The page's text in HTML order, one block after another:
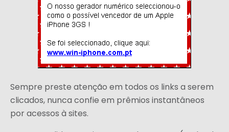
Sempre preste atenção em todos os links a serem
clicados, nunca confie em prêmios instantâneos
por acessos à sites.